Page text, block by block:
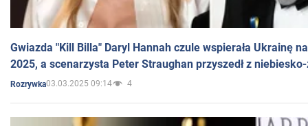
Gwiazda "Kill Billa" Daryl Hannah czule wspierała Ukrainę
2025, a scenarzysta Peter Straughan przyszedł z
Rozrywka03.03.2025 09:14 4